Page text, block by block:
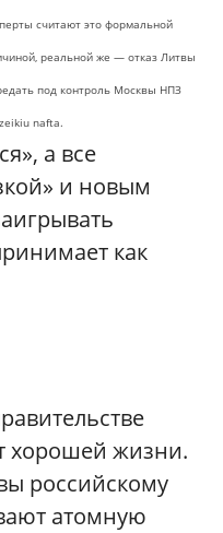
считают это формальной
реальной же — отказ Литвы
под контроль Москвы НПЗ
nafta.
а все
и новым
как
хорошей жизни.
российскому
атомную